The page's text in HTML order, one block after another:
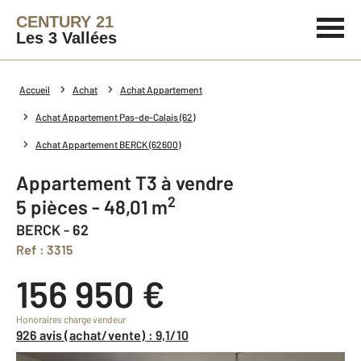
CENTURY 21
Les 3 Vallées
Accueil Achat Achat Appartement
Achat Appartement Pas-de-Calais (62)
Achat Appartement BERCK (62600)
Appartement T3 à vendre
5 pièces - 48,01 m2
BERCK - 62
Ref : 3315
156 950 €
Honoraires charge vendeur
926 avis (achat/vente) : 9,1/10